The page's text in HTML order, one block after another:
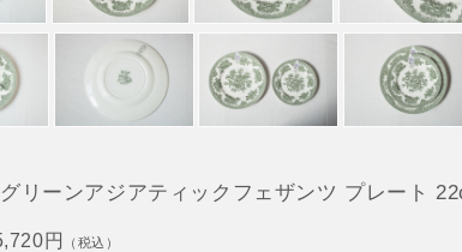
リーンアジアティックフェザンツ プレート
円 （税込）